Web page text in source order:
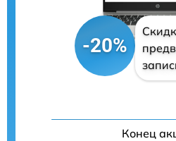
-20%
Конец